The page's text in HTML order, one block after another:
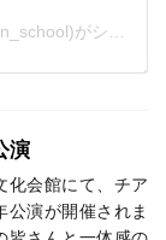
清林館中学校・高等学校【公式】(@seirinkan_school)がシェアした投稿
演
化会館にて、チア
公演が開催されま